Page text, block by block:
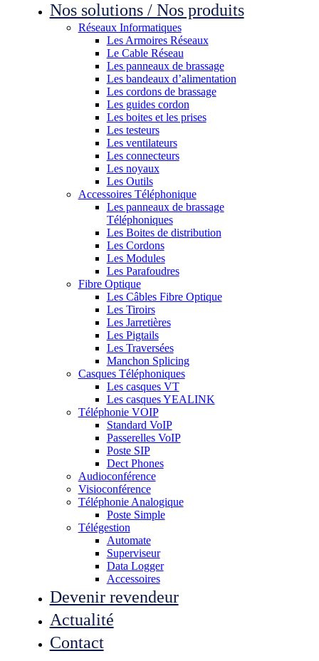
Nos solutions / Nos produits
Réseaux Informatiques
Les Armoires Réseaux
Le Cable Réseau
Les panneaux de brassage
Les bandeaux d’alimentation
Les cordons de brassage
Les guides cordon
Les boites et les prises
Les testeurs
Les ventilateurs
Les connecteurs
Les noyaux
Les Outils
Accessoires Téléphonique
Les panneaux de brassage
Téléphoniques
Les Boites de distribution
Les Cordons
Les Modules
Les Parafoudres
Fibre Optique
Les Câbles Fibre Optique
Les Tiroirs
Les Jarretières
Les Pigtails
Les Traversées
Manchon Splicing
Casques Téléphoniques
Les casques VT
Les casques YEALINK
Téléphonie VOIP
Standard VoIP
Passerelles VoIP
Poste SIP
Dect Phones
Audioconférence
Visioconférence
Téléphonie Analogique
Poste Simple
Télégestion
Automate
Superviseur
Data Logger
Accessoires
Devenir revendeur
Actualité
Contact